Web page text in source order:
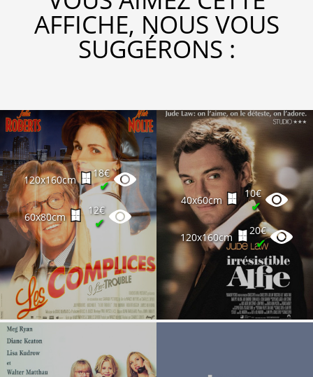
AFFICHE, NOUS VOUS
SUGGÉRONS :
120x160cm
18€
✔
60x80cm
12€
✔
40x60cm
10€
✔
120x160cm
20€
✔